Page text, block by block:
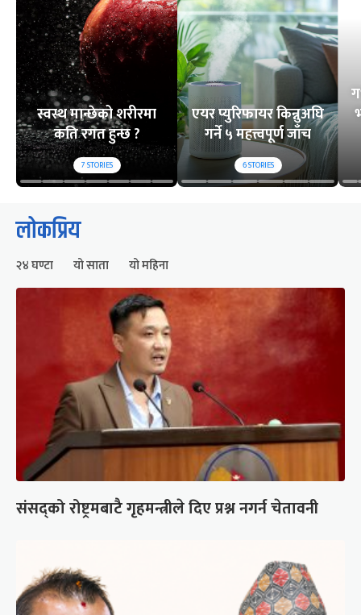
स्वस्थ मान्छेको शरीरमा
कति रगत हुन्छ ?
7STORIES
एयर प्युरिफायर किन्नुअघि
गर्ने ५ महत्त्वपूर्ण जाँच
6STORIES
लोकप्रिय
२४ घण्टा यो साता यो महिना
संसद्को रोष्ट्रमबाटै गृहमन्त्रीले दिए प्रश्न नगर्न चेतावनी